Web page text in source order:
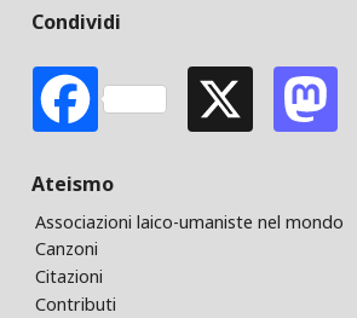
Condividi
FacebookX
Ateismo
Associazioni laico-umaniste nel mondo
Canzoni
Citazioni
Contributi